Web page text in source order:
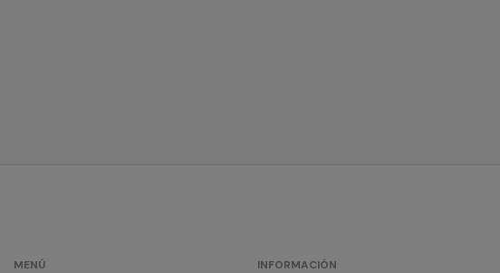
MENÚ INFORMACIÓN